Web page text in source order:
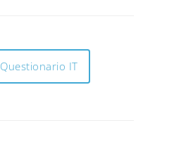
Questionario IT